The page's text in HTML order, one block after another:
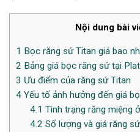
Nội dung bài
1 Bọc răng sứ Titan giá bao
2 Bảng giá bọc răng sứ tại
3 Ưu điểm của răng sứ Titan
4 Yếu tố ảnh hưởng đến giá
4.1 Tình trạng răng miệng
4.2 Số lượng và giá răng